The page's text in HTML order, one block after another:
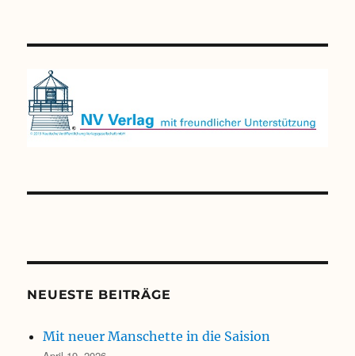
NEUESTE BEITRÄGE
Mit neuer Manschette in die Saision